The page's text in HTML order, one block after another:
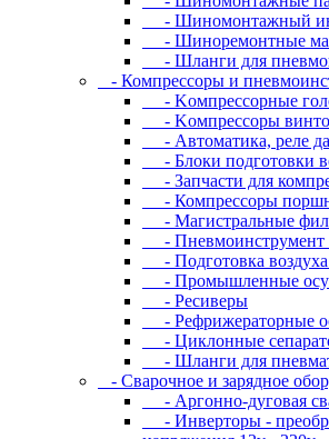
- Шиномонтажный
- Шиноремонтные
- Шлaнги для
- Компрессоры и
- Koмпpeccopныe
- Koмпpeccopы
- Автоматика, реле
- Блоки подготовки
- Запчасти для
- Компрессоры
- Магистральные
- Пневмоинструмент
- Подготовка
- Промышленные
- Ресиверы
- Рефрижераторные
- Циклонные
- Шланги для
- Cвapoчнoe и зарядное
- Аргонно-дуговая
- Инверторы -